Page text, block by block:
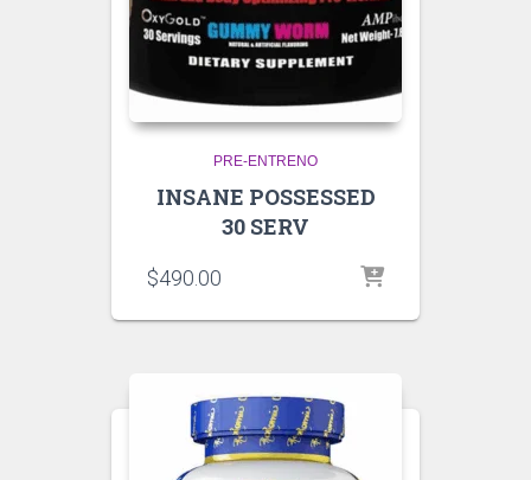
PRE-ENTRENO
INSANE POSSESSED
30 SERV
$490.00